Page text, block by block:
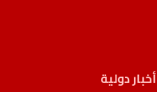
أخبار دولية